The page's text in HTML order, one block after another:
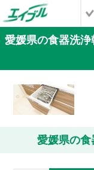
愛媛県の食器洗
愛媛県の食